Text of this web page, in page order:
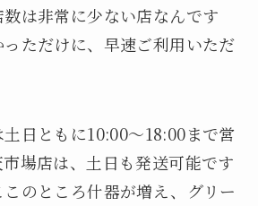
は非常に少ない店なんです
ただけに、早速ご利用いただ
日ともに10:00～18:00まで営
場店は、土日も発送可能です
のところ什器が増え、グリー